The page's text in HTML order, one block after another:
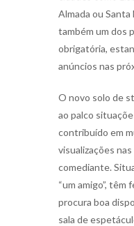
Almada ou Santa
também um dos
obrigatória,
anúncios nas
O novo solo de
ao palco
contribuído em
visualizações
comediante.
“um amigo”, têm
procura boa
sala de